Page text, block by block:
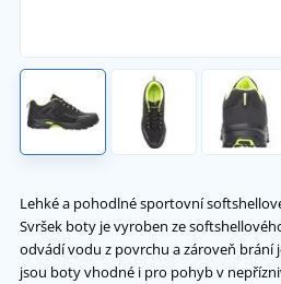
Lehké a pohodlné sportovní
Svršek boty je vyroben ze
odvádí vodu z povrchu a zároveň
jsou boty vhodné i pro pohyb v